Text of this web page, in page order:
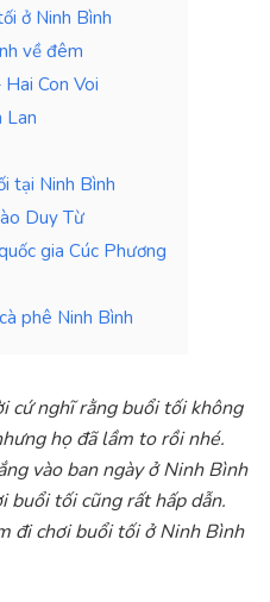
ở Ninh Bình
về đêm
Con Voi
Lan
tại Ninh Bình
Duy Từ
gia Cúc Phương
phê Ninh Bình
cứ nghĩ rằng buổi tối không
họ đã lầm to rồi nhé.
vào ban ngày ở Ninh Bình
buổi tối cũng rất hấp dẫn.
đi chơi buổi tối ở Ninh Bình